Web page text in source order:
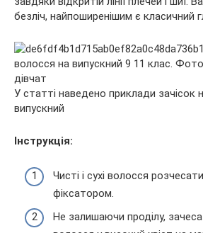
безліч, найпоширенішим є класичний
У статті наведено приклади зачісок
випускний
Інструкція:
Чисті і сухі волосся
фіксатором.
Не залишаючи проділу,